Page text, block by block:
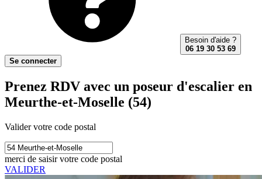
Besoin d'aide ?
06 19 30 53 69
Se connecter
Prenez RDV avec un poseur d'escalier en
Meurthe-et-Moselle (54)
Valider votre code postal
merci de saisir votre code postal
VALIDER